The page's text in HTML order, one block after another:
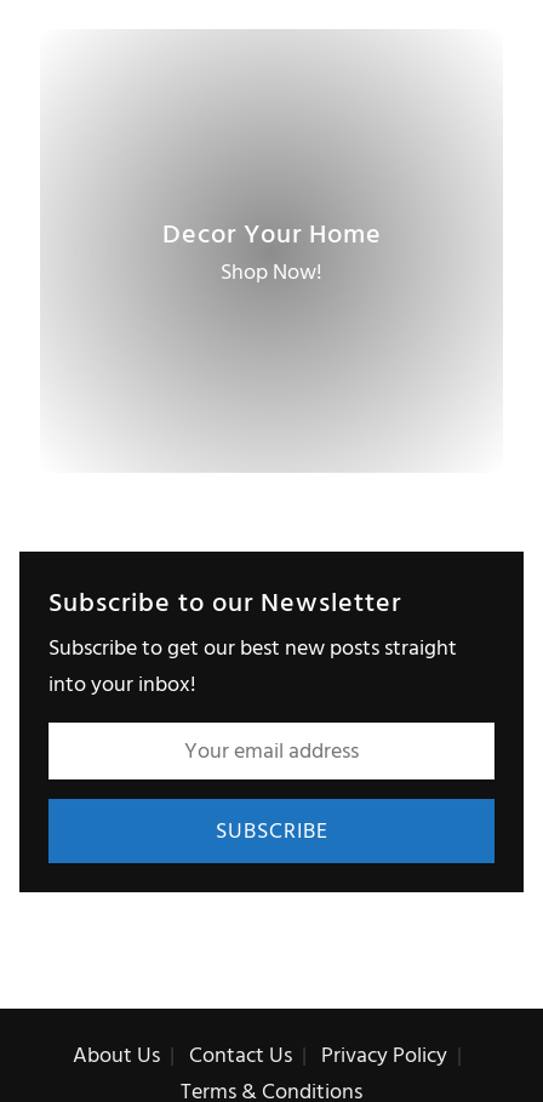
Travel
Subscribe to our Newsletter
Subscribe to get our best new posts straight
into your inbox!